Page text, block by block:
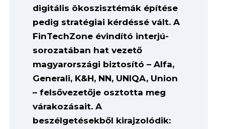
digitális ökoszisztémák építése
pedig stratégiai kérdéssé vált. A
FinTechZone évindító interjú-
sorozatában hat vezető
magyarországi biztosító – Alfa,
Generali, K&H, NN, UNIQA, Union
– felsővezetője osztotta meg
várakozásait. A
beszélgetésekből kirajzolódik: